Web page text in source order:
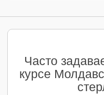
Часто
курсе